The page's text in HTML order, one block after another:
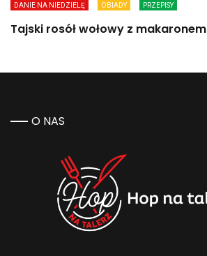
DANIE NA NIEDZIELĘ OBIADY PRZEPISY
Tajski rosół wołowy z makaronem
O NAS